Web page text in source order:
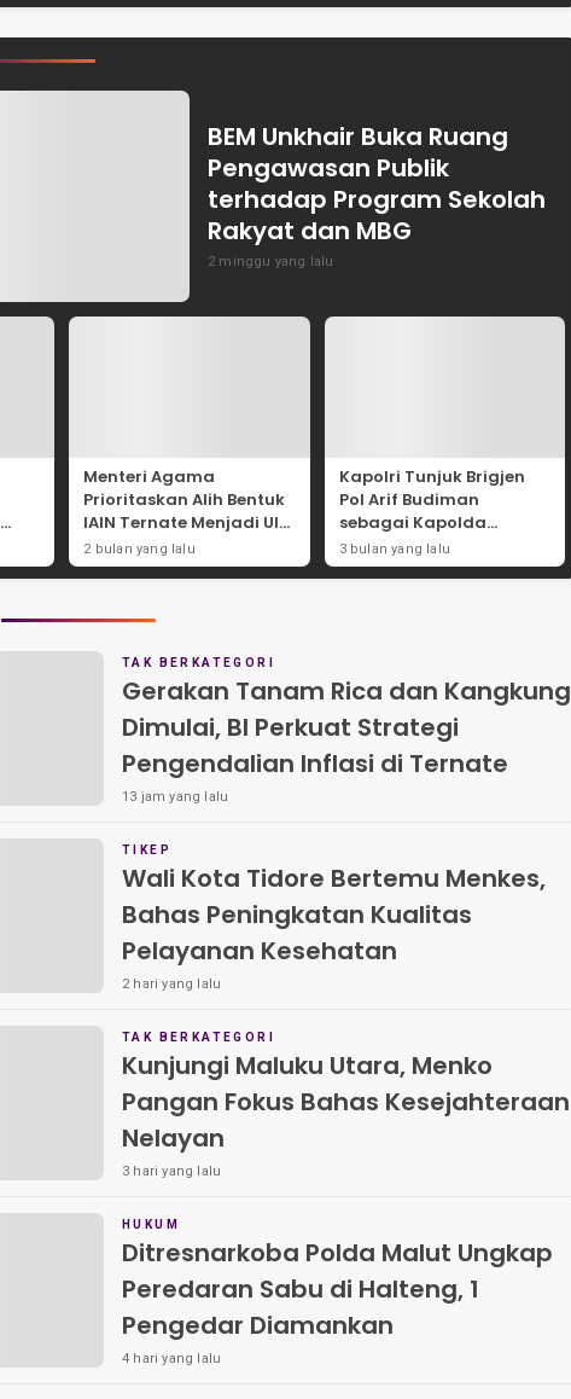
BEM Unkhair Buka Ruang
Pengawasan Publik
terhadap Program Sekolah
Rakyat dan MBG
2 minggu yang lalu
Menteri Agama
Prioritaskan Alih Bentuk
IAIN Ternate Menjadi UIN
Sultan Baabullah
2 bulan yang lalu
Kapolri Tunjuk Brigjen
Pol Arif Budiman
sebagai Kapolda
Maluku Utara
3 bulan yang lalu
TAK BERKATEGORI
Gerakan Tanam Rica dan Kangkung
Dimulai, BI Perkuat Strategi
Pengendalian Inflasi di Ternate
13 jam yang lalu
TIKEP
Wali Kota Tidore Bertemu Menkes,
Bahas Peningkatan Kualitas
Pelayanan Kesehatan
2 hari yang lalu
TAK BERKATEGORI
Kunjungi Maluku Utara, Menko
Pangan Fokus Bahas Kesejahteraan
Nelayan
3 hari yang lalu
HUKUM
Ditresnarkoba Polda Malut Ungkap
Peredaran Sabu di Halteng, 1
Pengedar Diamankan
4 hari yang lalu